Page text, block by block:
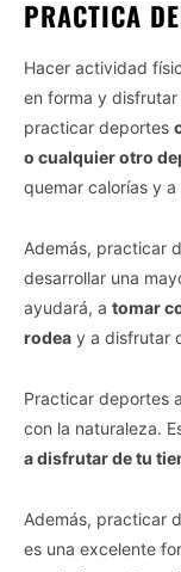
PRACTICA
Hacer actividad
en forma y
practicar deportes
o cualquier otro
quemar calorías y
Además, practicar
desarrollar una
ayudará, a tomar
rodea y a disfrutar
Practicar deportes
con la naturaleza.
a disfrutar de tu
Además, practicar
es una excelente